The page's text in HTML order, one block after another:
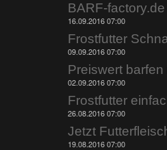
16.09.2016 07:00
Frostfutter
09.09.2016 07:00
Preiswert
02.09.2016 07:00
Frostfutter
26.08.2016 07:00
Jetzt
19.08.2016 07:00